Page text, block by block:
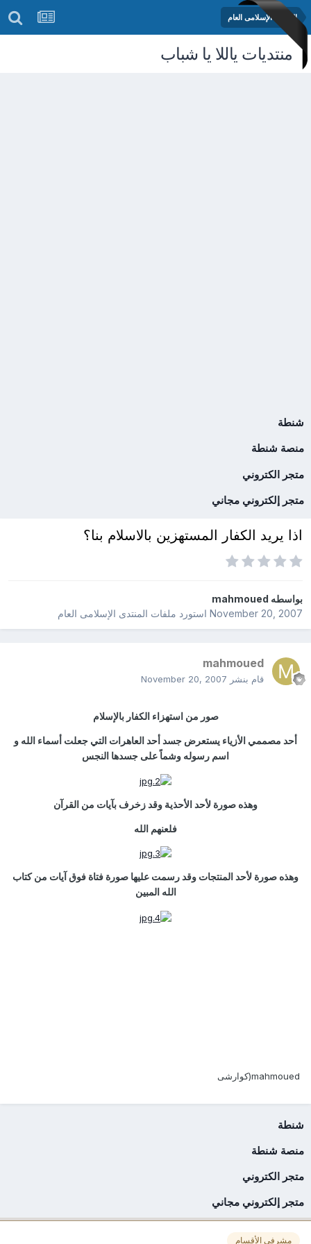
المنتدى الإسلامى العام
منتديات ياللا يا شباب
شنطة
منصة شنطة
متجر الكتروني
متجر إلكتروني مجاني
اذا يريد الكفار المستهزين بالاسلام بنا؟
بواسطهmahmoued
November 20, 2007استورد ملفات المنتدى الإسلامى العام
mahmoued
قام بنشر November 20, 2007
صور من استهزاء الكفار بالإسلام
أحد مصممي الأزياء يستعرض جسد أحد العاهرات التي جعلت أسماء الله و
اسم رسوله وشماً على جسدها النجس
وهذه صورة لأحد الأحذية وقد زخرف بآيات من القرآن
فلعنهم الله
وهذه صورة لأحد المنتجات وقد رسمت عليها صورة فتاة فوق آيات من كتاب
الله المبين
mahmoued(كوارشى
شنطة
منصة شنطة
متجر الكتروني
متجر إلكتروني مجاني
مشرفي الأقسام